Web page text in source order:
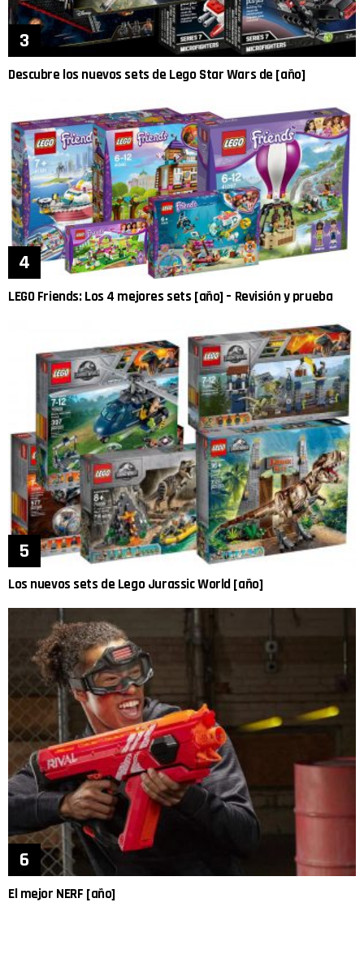
Descubre los nuevos sets de Lego Star Wars de [año]
LEGO Friends: Los 4 mejores sets [año] – Revisión y prueba
Los nuevos sets de Lego Jurassic World [año]
El mejor NERF [año]